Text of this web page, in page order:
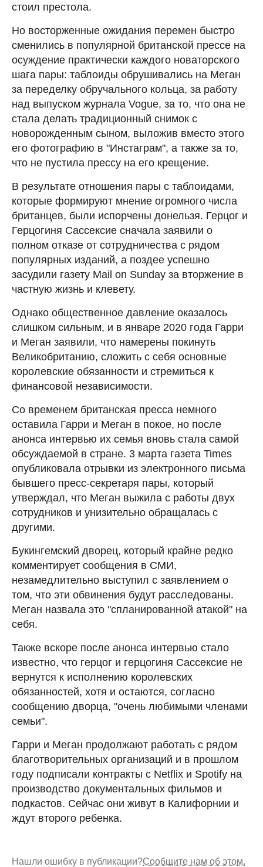
стоил престола.
Но восторженные ожидания перемен быстро
сменились в популярной британской прессе на
осуждение практически каждого новаторского
шага пары: таблоиды обрушивались на Меган
за переделку обручального кольца, за работу
над выпуском журнала Vogue, за то, что она не
стала делать традиционный снимок с
новорожденным сыном, выложив вместо этого
его фотографию в "Инстаграм", а также за то,
что не пустила прессу на его крещение.
В результате отношения пары с таблоидами,
которые формируют мнение огромного числа
британцев, были испорчены донельзя. Герцог и
Герцогиня Сассексие сначала заявили о
полном отказе от сотрудничества с рядом
популярных изданий, а поздее успешно
засудили газету Mail on Sunday за вторжение в
частную жизнь и клевету.
Однако общественное давление оказалось
слишком сильным, и в январе 2020 года Гарри
и Меган заявили, что намерены покинуть
Великобританию, сложить с себя основные
королевские обязанности и стремиться к
финансовой независимости.
Со временем британская пресса немного
оставила Гарри и Меган в покое, но после
анонса интервью их семья вновь стала самой
обсуждаемой в стране. 3 марта газета Times
опубликовала отрывки из электронного письма
бывшего пресс-секретаря пары, который
утверждал, что Меган выжила с работы двух
сотрудников и унизительно обращалась с
другими.
Букингемский дворец, который крайне редко
комментирует сообщения в СМИ,
незамедлительно выступил с заявлением о
том, что эти обвинения будут расследованы.
Меган назвала это "спланированной атакой" на
себя.
Также вскоре после анонса интервью стало
известно, что герцог и герцогиня Сассексие не
вернутся к исполнению королевских
обязанностей, хотя и остаются, согласно
сообщению дворца, "очень любимыми членами
семьи".
Гарри и Меган продолжают работать с рядом
благотворительных организаций и в прошлом
году подписали контракты с Netflix и Spotify на
производство документальных фильмов и
подкастов. Сейчас они живут в Калифорнии и
ждут второго ребенка.
Нашли ошибку в публикации?Сообщите нам об этом.